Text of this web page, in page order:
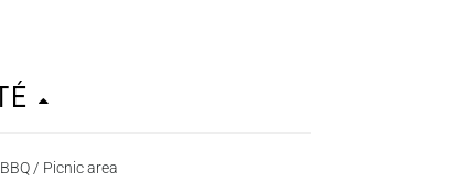
BBQ / Picnic area